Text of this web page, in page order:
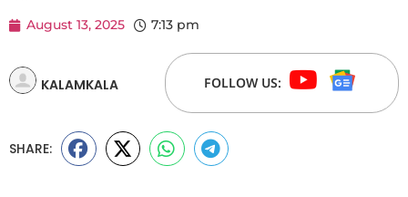
August 13, 2025 7:13 pm
KALAMKALA FOLLOW US:
SHARE: